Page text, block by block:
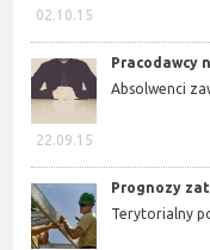
02.10.15
22.09.15
Pracodawcy
Absolwenci
Prognozy
Terytorialny